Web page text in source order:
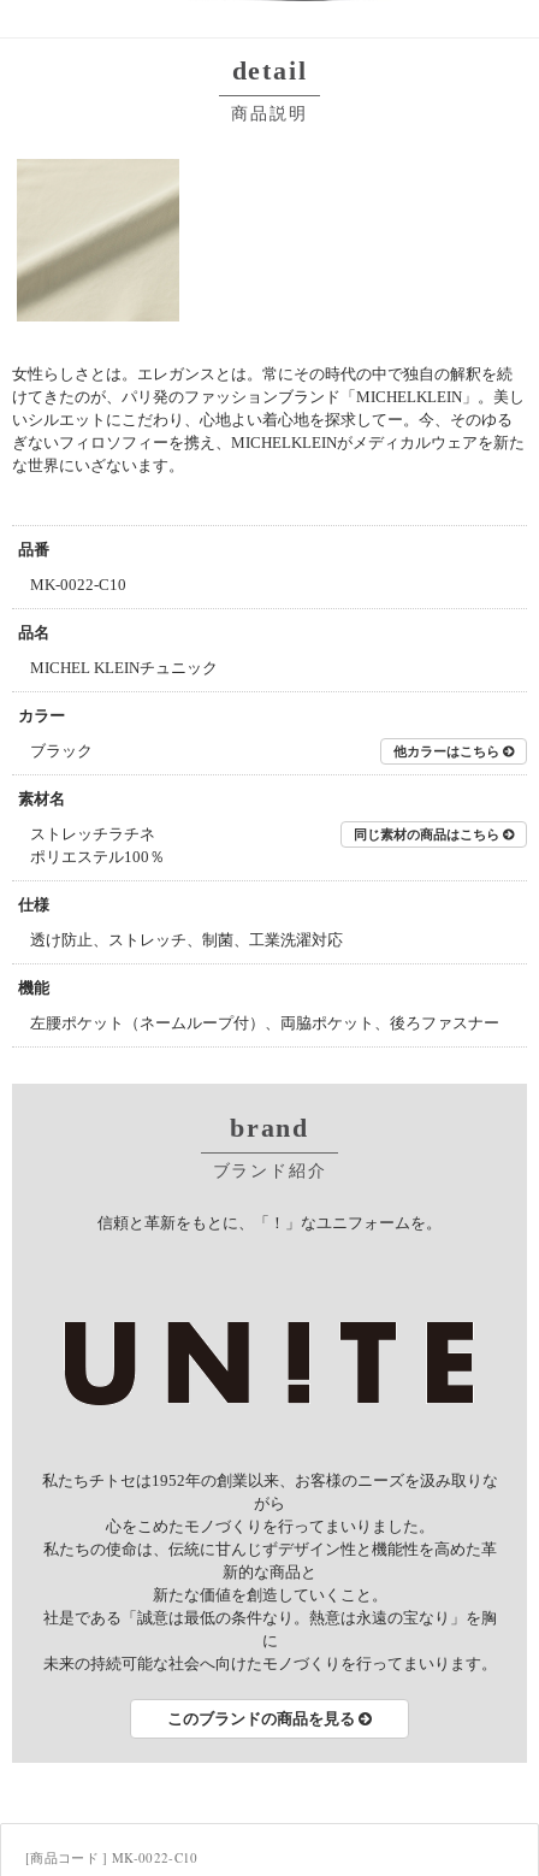
detail
商品説明
女性らしさとは。エレガンスとは。 常にその時代の中で独自の解釈を続
けてきたのが、パリ発のファッションブランド「MICHELKLEIN」。 美し
いシルエットにこだわり、心地よい着心地を探求してー。 今、そのゆる
ぎないフィロソフィーを携え、MICHELKLEINがメディカルウェアを新た
な世界にいざないます。
品番
MK-0022-C10
品名
MICHEL KLEINチュニック
カラー
ブラック
他カラーはこちら
素材名
ストレッチラチネ
ポリエステル100％
同じ素材の商品はこちら
仕様
透け防止、ストレッチ、制菌、工業洗濯対応
機能
左腰ポケット（ネームループ付）、両脇ポケット、後ろファスナー
brand
ブランド紹介
信頼と革新をもとに、「！」なユニフォームを。
私たちチトセは1952年の創業以来、お客様のニーズを汲み取りな
がら
心をこめたモノづくりを行ってまいりました。
私たちの使命は、伝統に甘んじずデザイン性と機能性を高めた革
新的な商品と
新たな価値を創造していくこと。
社是である「誠意は最低の条件なり。熱意は永遠の宝なり」を胸
に
未来の持続可能な社会へ向けたモノづくりを行ってまいります。
このブランドの商品を見る
[商品コード ] MK-0022-C10